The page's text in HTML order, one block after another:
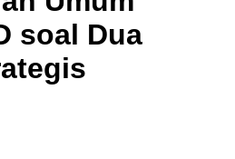
soal Dua